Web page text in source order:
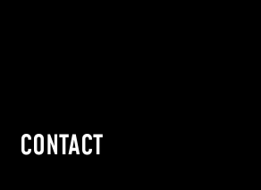
CONTACT